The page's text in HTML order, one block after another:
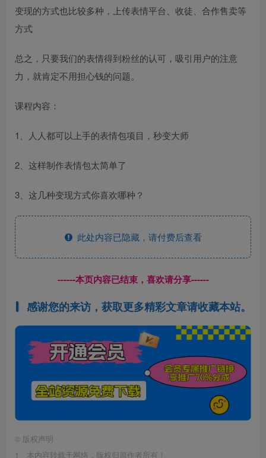
变现的方式也比较多种，上传表情平台、收徒、合作售卖等
方式
总之，只要我们的表情得到粉丝的认可，吸引用户的注意
力，就肯定不用担心钱的问题。
课程内容：
1、人人都可以上手的表情包项目，秒变大师
2、这样制作表情包太简单了
3、这几种变现方式你喜欢哪种？
此处内容已隐藏，请付费后查看
------本页内容已结束，喜欢请分享------
感谢您的来访，获取更多精彩文章请收藏本站。
© 版权声明
1、本内容转载于网络，版权归原作者所有！